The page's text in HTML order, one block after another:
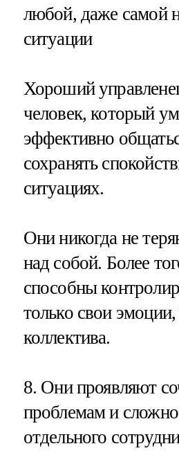
любой, даже самой
ситуации
Хороший
человек, который
эффективно
сохранять
ситуациях.
Они никогда не
над собой. Более
способны
только свои
коллектива.
8. Они проявляют
проблемам и
отдельного